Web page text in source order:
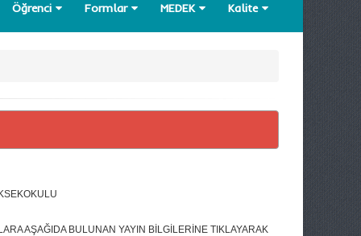
Öğrenci Formlar MEDEK Kalite
AŞAĞIDA BULUNAN YAYIN BİLGİLERİNE TIKLAYARAK